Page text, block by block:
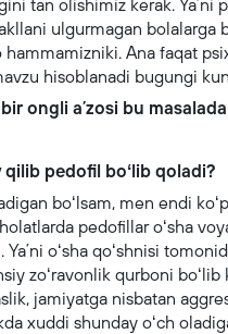
tan olishimiz kerak.
ulgurmagan bolalarga
Ana faqat
hisoblanadi bugungi
ongli aʼzosi bu
qilib pedofil boʻlib qoladi?
boʻlsam, men endi
pedofillar oʻsha
oʻsha qoʻshnisi
zoʻravonlik qurboni
jamiyatga nisbatan
xuddi shunday oʻch